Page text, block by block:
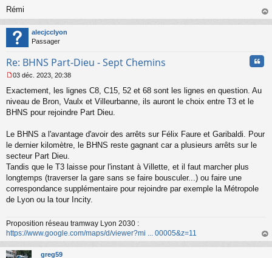
u
Rémi
au
alecjcclyon
Passager
Re: BHNS Part-Dieu - Sept Chemins
e
s
s
e
n
o
u
03 déc. 2023, 20:38
Exactement, les lignes C8, C15, 52 et 68 sont les lignes en question. Au
niveau de Bron, Vaulx et Villeurbanne, ils auront le choix entre T3 et le
BHNS pour rejoindre Part Dieu.
Le BHNS a l'avantage d'avoir des arrêts sur Félix Faure et Garibaldi. Pour
le dernier kilomètre, le BHNS reste gagnant car a plusieurs arrêts sur le
secteur Part Dieu.
Tandis que le T3 laisse pour l'instant à Villette, et il faut marcher plus
longtemps (traverser la gare sans se faire bousculer...) ou faire une
correspondance supplémentaire pour rejoindre par exemple la Métropole
de Lyon ou la tour Incity.
Proposition réseau tramway Lyon 2030 :
https://www.google.com/maps/d/viewer?mi ... 00005&z=11
au
greg59